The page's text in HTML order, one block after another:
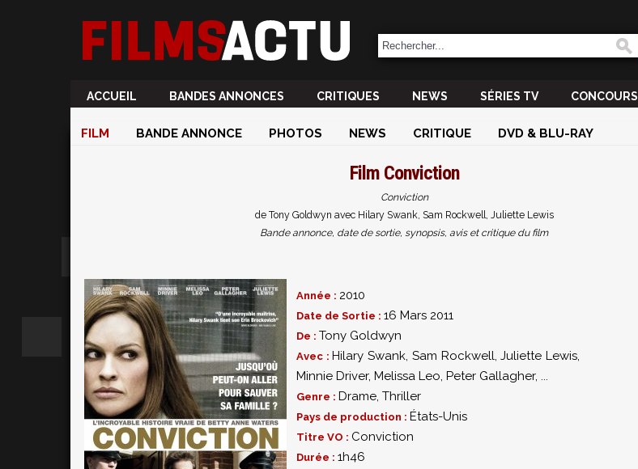
ACCUEIL BANDES ANNONCES CRITIQUES NEWS SÉRIES TV CONCOURS
FILM BANDE ANNONCE PHOTOS NEWS CRITIQUE DVD & BLU-RAY
Film Conviction
Conviction
de Tony Goldwyn avec Hilary Swank, Sam Rockwell, Juliette Lewis
Bande annonce, date de sortie, synopsis, avis et critique du film
Année : 2010
Date de Sortie : 16 Mars 2011
De : Tony Goldwyn
Avec : Hilary Swank, Sam Rockwell,Juliette Lewis,
Minnie Driver, Melissa Leo, Peter Gallagher, ...
Genre : Drame, Thriller
Pays de production : États-Unis
Titre VO : Conviction
Durée : 1h46